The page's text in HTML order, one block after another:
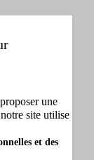
une
site utilise
et des